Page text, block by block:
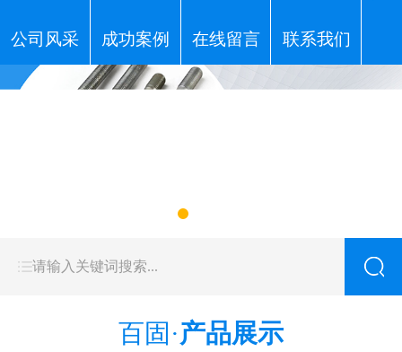
公司风采 成功案例 在线留言 联系我们
百固·产品展示